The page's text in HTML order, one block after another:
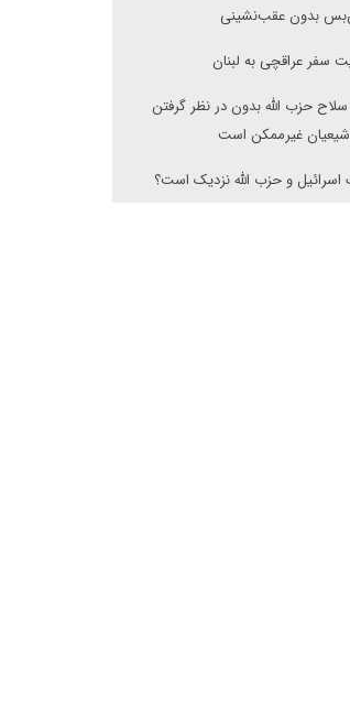
بدون عقب‌نشینی
سفر عراقچی به لبنان
حزب الله بدون در نظر گرفتن
غیرممکن است
و حزب الله نزدیک است؟